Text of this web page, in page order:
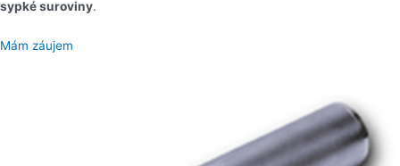
sypké suroviny.
Mám záujem